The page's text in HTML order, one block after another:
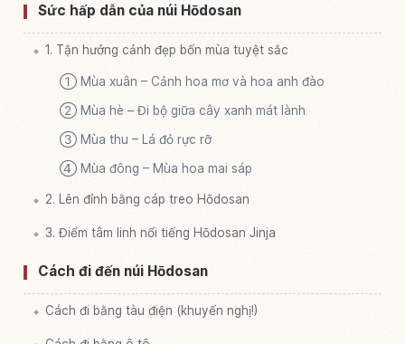
Sức hấp dẫn của núi Hōdosan
1. Tận hưởng cảnh đẹp bốn mùa tuyệt sắc
① Mùa xuân – Cảnh hoa mơ và hoa anh đào
② Mùa hè – Đi bộ giữa cây xanh mát lành
③ Mùa thu – Lá đỏ rực rỡ
④ Mùa đông – Mùa hoa mai sáp
2. Lên đỉnh bằng cáp treo Hōdosan
3. Điểm tâm linh nổi tiếng Hōdosan Jinja
Cách đi đến núi Hōdosan
Cách đi bằng tàu điện (khuyến nghị!)